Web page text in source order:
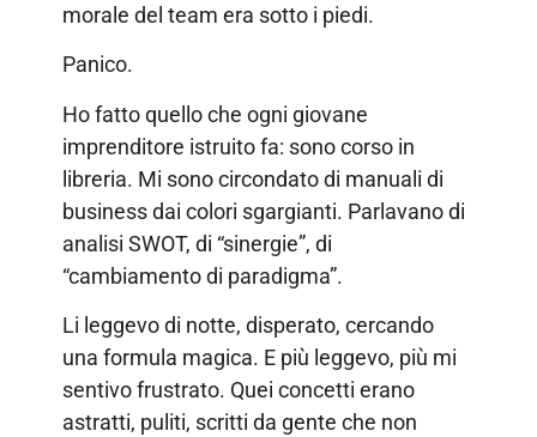
morale del team era sotto i piedi.
Panico.
Ho fatto quello che ogni giovane
imprenditore istruito fa: sono corso in
libreria. Mi sono circondato di manuali di
business dai colori sgargianti. Parlavano di
analisi SWOT, di “sinergie”, di
“cambiamento di paradigma”.
Li leggevo di notte, disperato, cercando
una formula magica. E più leggevo, più mi
sentivo frustrato. Quei concetti erano
astratti, puliti, scritti da gente che non